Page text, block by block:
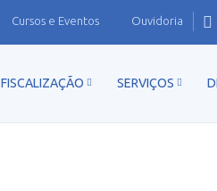
Cursos e Eventos Ouvidoria
FISCALIZAÇÃO SERVIÇOS